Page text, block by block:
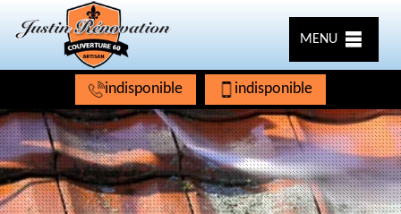
MENU
indisponible indisponible